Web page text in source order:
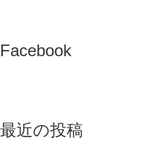
Facebook
最近の投稿